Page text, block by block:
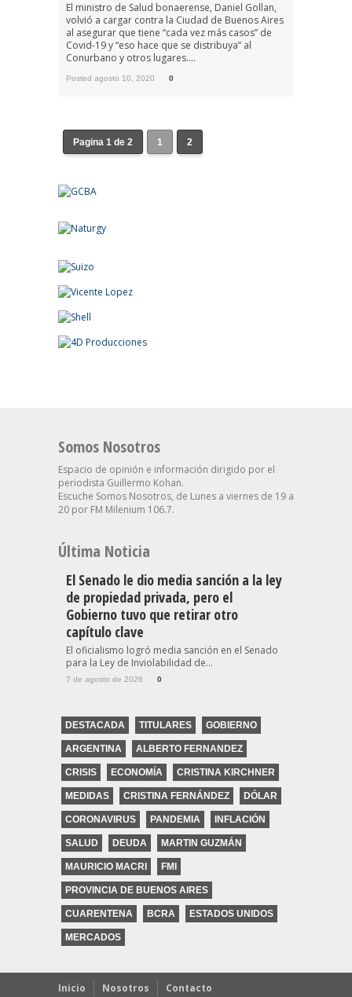
El ministro de Salud bonaerense, Daniel Gollan,
volvió a cargar contra la Ciudad de Buenos Aires
al asegurar que tiene “cada vez más casos” de
Covid-19 y “eso hace que se distribuya” al
Conurbano y otros lugares....
Posted agosto 10, 2020 0
Pagina 1 de 2 1 2
Somos Nosotros
Espacio de opinión e información dirigido por el
periodista Guillermo Kohan.
Escuche Somos Nosotros, de Lunes a viernes de 19 a
20 por FM Milenium 106.7.
Última Noticia
El Senado le dio media sanción a la ley
de propiedad privada, pero el
Gobierno tuvo que retirar otro
capítulo clave
El oficialismo logró media sanción en el Senado
para la Ley de Inviolabilidad de...
7 de agosto de 2026 0
DESTACADA TITULARES GOBIERNO
ARGENTINA ALBERTO FERNANDEZ
CRISIS ECONOMÍA CRISTINA KIRCHNER
MEDIDAS CRISTINA FERNÁNDEZ DÓLAR
CORONAVIRUS PANDEMIA INFLACIÓN
SALUD DEUDA MARTIN GUZMÁN
MAURICIO MACRI FMI
PROVINCIA DE BUENOS AIRES
CUARENTENA BCRA ESTADOS UNIDOS
MERCADOS
Inicio Nosotros Contacto